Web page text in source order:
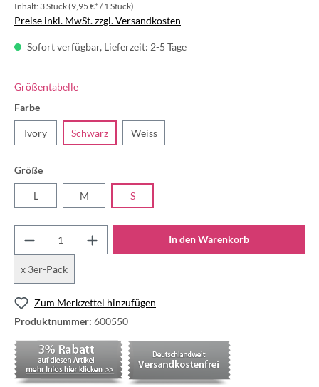
Inhalt: 3 Stück(9,95 €* / 1 Stück)
Preise inkl. MwSt. zzgl. Versandkosten
Sofort verfügbar, Lieferzeit: 2-5 Tage
Größentabelle
Farbe
Ivory Schwarz Weiss
Größe
L M S
x 3er-Pack
In den Warenkorb
Zum Merkzettel hinzufügen
Produktnummer: 600550